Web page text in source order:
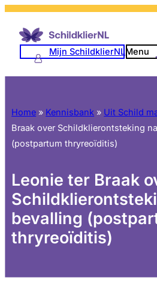
Mijn SchildklierNLMenu
Home » Kennisbank » Uit Schild
Braak over Schildklierontsteking
(postpartum thryreoïditis)
Leonie ter Braak
bevalling
thryreoïditis)